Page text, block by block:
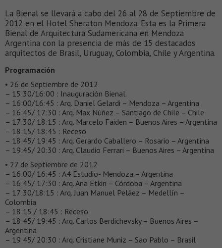
La Bienal se llevará a cabo del 26 al 28 de Septiembre de
2012 en el Hotel Sheraton Mendoza. Esta es la Primera
Bienal de Arquitectura Sudamericana en Mendoza
Argentina con la presencia de más de 15 destacados
arquitectos de Brasil, Uruguay, Colombia, Chile y Argentina.
Programación
• 26 de Septiembre de 2012
– 15:30/16:00 : Inauguración Bienal.
– 16:00/16:45 : Arq. Daniel Gelardi – Mendoza – Argentina
– 16:45/ 17:30 : Arq. Max Núñez – Santiago de Chile – Chile
– 17:30/ 18:15 : Arq. Marcelo Faiden – Buenos Aires – Argentina
– 18:15/ 18:45 : Receso
– 18:45/ 19:45 : Arq. Gerardo Caballero – Rosario – Argentina
– 19:45/ 20:30 : Arq. Claudio Ferrari – Buenos Aires – Argentina
• 27 de Septiembre de 2012
– 16:00/ 16:45 : A4 Estudio- Mendoza – Argentina
– 16:45/ 17:30 : Arq. Ana Etkin – Córdoba – Argentina
– 17:30/18:15 : Arq. Juan Manuel Peláez – Medellín –
Colombia
– 18:15 / 18:45 : Receso
– 18:45/ 19:45 : Arq. Carlos Berdichevsky – Buenos Aires –
Argentina
– 19:45/ 20:30 : Arq. Cristiane Muniz – Sao Pablo – Brasil